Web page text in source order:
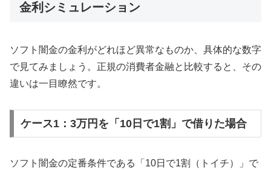
金利シミュレーション
ソフト闇金の金利がどれほど異常なものか、具体的な数字
で見てみましょう。正規の消費者金融と比較すると、その
違いは一目瞭然です。
ケース1：3万円を「10日で1割」で借りた場合
ソフト闇金の定番条件である「10日で1割（トイチ）」で